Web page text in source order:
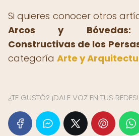
Si quieres conocer otros
Arcos y Bóvedas:
Constructivas de los
categoría Arte y
¿TE GUSTÓ? ¡DALE VOZ EN TUS REDES!